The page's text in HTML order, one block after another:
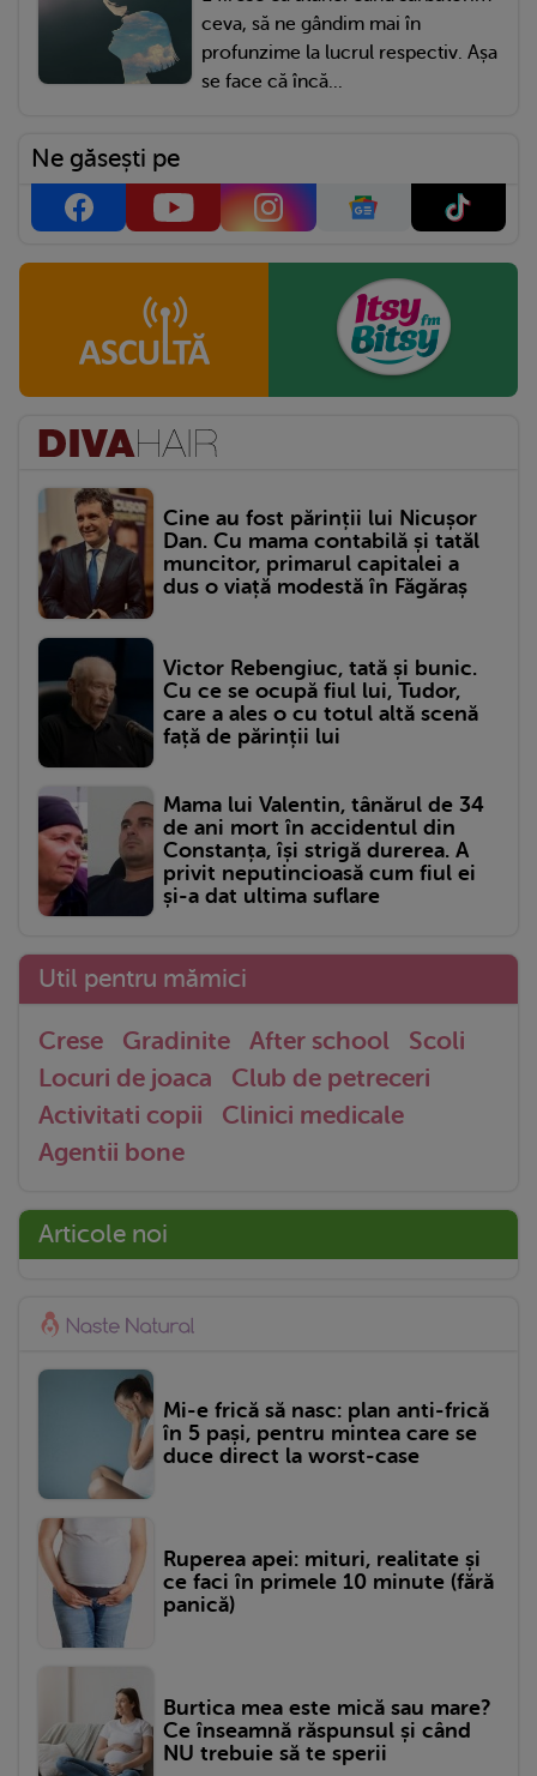
ceva, să ne gândim mai în
profunzime la lucrul respectiv. Așa
se face că încă...
Ne găsești pe
Cine au fost părinții lui Nicușor
Dan. Cu mama contabilă și tatăl
muncitor, primarul capitalei a
dus o viață modestă în Făgăraș
Victor Rebengiuc, tată și bunic.
Cu ce se ocupă fiul lui, Tudor,
care a ales o cu totul altă scenă
față de părinții lui
Mama lui Valentin, tânărul de 34
de ani mort în accidentul din
Constanța, își strigă durerea. A
privit neputincioasă cum fiul ei
și-a dat ultima suflare
Util pentru mămici
Crese Gradinite After school
Scoli
Locuri de joaca
Club de petreceri
Activitati copii
Clinici medicale
Agentii bone
Articole noi
Mi-e frică să nasc: plan anti-frică
în 5 pași, pentru mintea care se
duce direct la worst-case
Ruperea apei: mituri, realitate și
ce faci în primele 10 minute (fără
panică)
Burtica mea este mică sau mare?
Ce înseamnă răspunsul și când
NU trebuie să te sperii